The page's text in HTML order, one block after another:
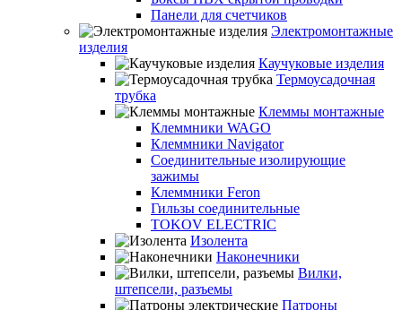
Панели для счетчиков
Электромонтажные
изделия
Каучуковые изделия
Термоусадочная
трубка
Клеммы монтажные
Клеммники WAGO
Клеммники Navigator
Соединительные изолирующие
зажимы
Клеммники Feron
Гильзы соединительные
TOKOV ELECTRIC
Изолента
Наконечники
Вилки,
штепсели, разъемы
Патроны